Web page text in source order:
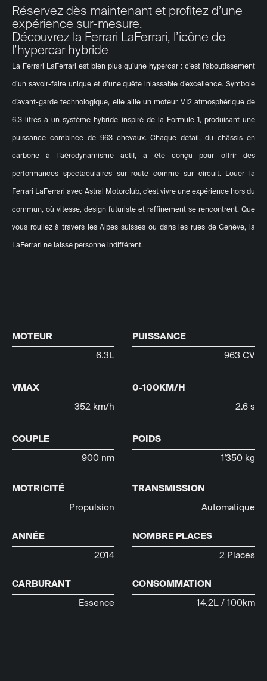
Réservez dès maintenant et profitez d’une
expérience sur-mesure.
Découvrez la Ferrari LaFerrari, l’icône de
l’hypercar hybride
La Ferrari LaFerrari est bien plus qu’une hypercar : c’est l’aboutissement
d’un savoir-faire unique et d’une quête inlassable d’excellence. Symbole
d’avant-garde technologique, elle allie un moteur V12 atmosphérique de
6,3 litres à un système hybride inspiré de la Formule 1, produisant une
puissance combinée de 963 chevaux. Chaque détail, du châssis en
carbone à l’aérodynamisme actif, a été conçu pour offrir des
performances spectaculaires sur route comme sur circuit. Louer la
Ferrari LaFerrari avec Astral Motorclub, c’est vivre une expérience hors du
commun, où vitesse, design futuriste et raffinement se rencontrent. Que
vous rouliez à travers les Alpes suisses ou dans les rues de Genève, la
LaFerrari ne laisse personne indifférent.
MOTEUR
6.3L
PUISSANCE
963 CV
VMAX
352 km/h
0-100KM/H
2.6 s
COUPLE
900 nm
POIDS
1'350 kg
MOTRICITÉ
Propulsion
TRANSMISSION
Automatique
ANNÉE
2014
NOMBRE PLACES
2 Places
CARBURANT
Essence
CONSOMMATION
14.2L / 100km